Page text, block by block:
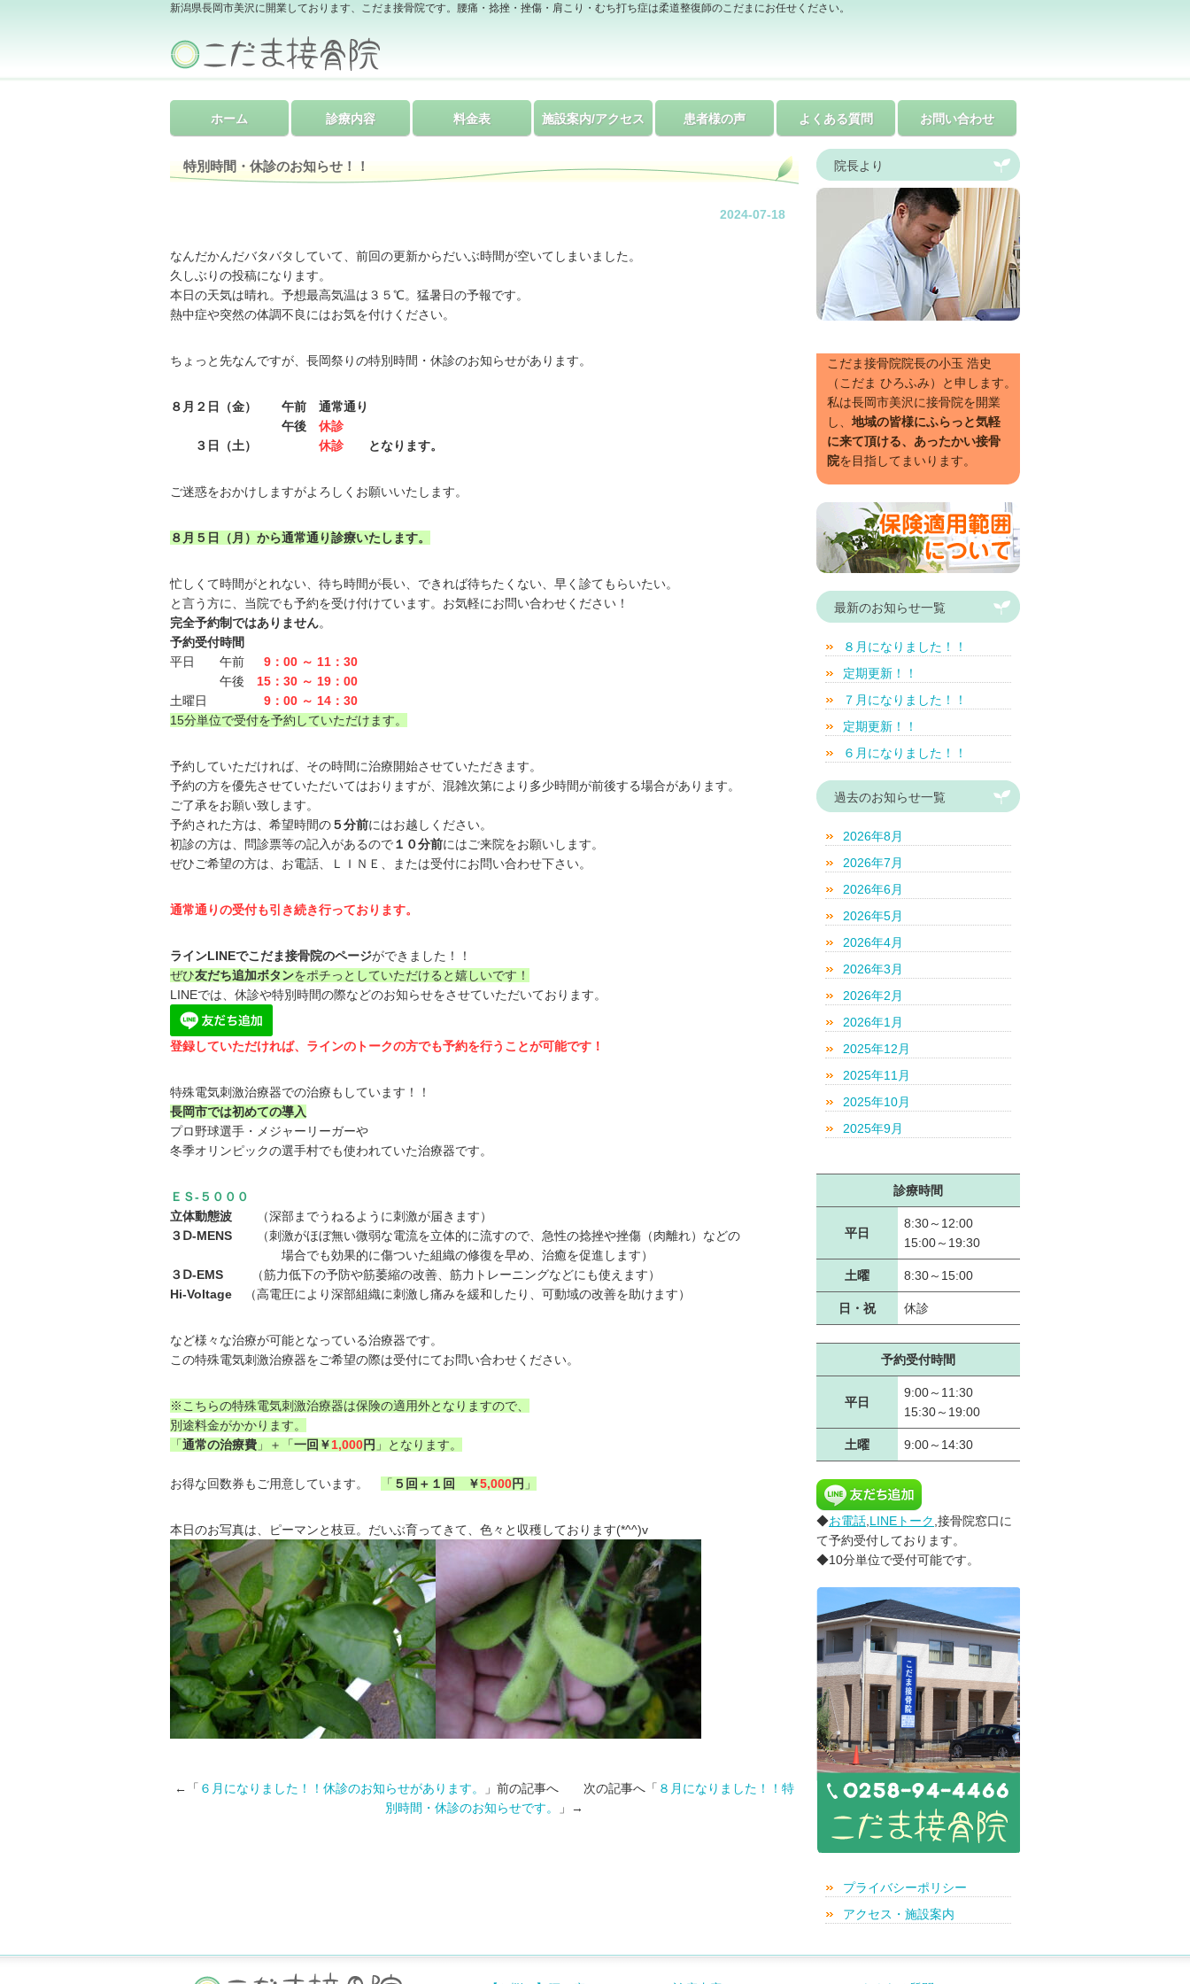
新潟県長岡市美沢に開業しております、こだま接骨院です。腰痛・捻挫・挫傷・肩こり・むち打ち症は柔道整復師のこだまにお任せください。
ホーム 診療内容 料金表 施設案内/アクセス 患者様の声 よくある質問 お問い合わせ
院長より
こだま接骨院院長の小玉 浩史
（こだま ひろふみ）と申します。
私は長岡市美沢に接骨院を開業
し、 地域の皆様にふらっと気軽
に来て頂ける、あったかい接骨
院を目指してまいります。
最新のお知らせ一覧
８月になりました！！
定期更新！！
７月になりました！！
定期更新！！
６月になりました！！
過去のお知らせ一覧
2026年8月
2026年7月
2026年6月
2026年5月
2026年4月
2026年3月
2026年2月
2026年1月
2025年12月
2025年11月
2025年10月
2025年9月
診療時間
平日
8:30～12:00
15:00～19:30
土曜 8:30～15:00
日・祝 休診
予約受付時間
平日
9:00～11:30
15:30～19:00
土曜 9:00～14:30
◆お電話 LINEトーク ,接骨院窓口に
て予約受付しております。
◆10分単位で受付可能です。
プライバシーポリシー
アクセス・施設案内
特別時間・休診のお知らせ！！
2024-07-18
なんだかんだバタバタしていて、前回の更新からだいぶ時間が空いてしまいました。
久しぶりの投稿になります。
本日の天気は晴れ。予想最高気温は３５℃。猛暑日の予報です。
熱中症や突然の体調不良にはお気を付けください。
ちょっと先なんですが、長岡祭りの特別時間・休診のお知らせがあります。
８月２日（金） 午前 通常通り
午後 休診
３日（土） 休診となります。
ご迷惑をおかけしますがよろしくお願いいたします。
８月５日（月）から通常通り診療いたします。
忙しくて時間がとれない、待ち時間が長い、できれば待ちたくない、早く診てもらいたい。
と言う方に、当院でも予約を受け付けています。お気軽にお問い合わせください！
完全予約制ではありません。
予約受付時間
平日 午前 9：00 ～ 11：30
午後 15：30 ～ 19：00
土曜日
9：00 ～ 14：30
15分単位で受付を予約していただけます。
予約していただければ、その時間に治療開始させていただきます。
予約の方を優先させていただいてはおりますが、混雑次第により多少時間が前後する場合があります。
ご了承をお願い致します。
予約された方は、希望時間の５分前にはお越しください。
初診の方は、問診票等の記入があるので１０分前にはご来院をお願いします。
ぜひご希望の方は、お電話、ＬＩＮＥ、または受付にお問い合わせ下さい。
通常通りの受付も引き続き行っております。
ラインLINEでこだま接骨院のページができました！！
ぜひ友だち追加ボタンをポチっとしていただけると嬉しいです！
LINEでは、休診や特別時間の際などのお知らせをさせていただいております。
登録していただければ、ラインのトークの方でも予約を行うことが可能です！
特殊電気刺激治療器での治療もしています！！
長岡市では初めての導入
プロ野球選手・メジャーリーガーや
冬季オリンピックの選手村でも使われていた治療器です。
ＥＳ-５０００
立体動態波 （深部までうねるように刺激が届きます）
３Ⅾ-MENS （刺激がほぼ無い微弱な電流を立体的に流すので、急性の捻挫や挫傷（肉離れ）などの
場合でも効果的に傷ついた組織の修復を早め、治癒を促進します）
３Ⅾ-EMS （筋力低下の予防や筋萎縮の改善、筋力トレーニングなどにも使えます）
Hi-Voltage （高電圧により深部組織に刺激し痛みを緩和したり、可動域の改善を助けます）
など様々な治療が可能となっている治療器です。
この特殊電気刺激治療器をご希望の際は受付にてお問い合わせください。
※こちらの特殊電気刺激治療器は保険の適用外となりますので、
別途料金がかかります。
「通常の治療費 」＋「一回￥1,000円 」となります。
お得な回数券もご用意しています。 「 ５回＋１回 ￥5,000円 」
本日のお写真は、ピーマンと枝豆。だいぶ育ってきて、色々と収穫しております(*^^)v
←「 ６月になりました！！休診のお知らせがあります。 」前の記事へ 次の記事へ「 ８月になりました！！特
別時間・休診のお知らせです。
」→